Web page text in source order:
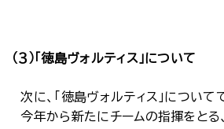
（３）「徳島ヴォルティス」について
次に、「徳島ヴォルティス」について
今年から新たにチームの指揮をとる